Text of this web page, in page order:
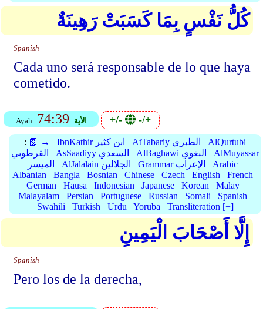
كُلُّ نَفْسٍ بِمَا كَسَبَتْ رَهِينَةٌ
Spanish
Cada uno será responsable de lo que haya
cometido.
Ayah 74:39 الأية +/- -/+
: 📗 → IbnKathir ابن كثير AtTabariy الطبري
AlQurtubi
القرطوبي
AsSaadiyy السعدي AlBaghawi البغوي
AlMuyassar
الميسر
AlJalalain الجلالين Grammar الإعراب
Arabic
Albanian
Bangla Bosnian Chinese Czech English
French
German
Hausa Indonesian Japanese Korean
Malay
Malayalam
Persian Portuguese Russian Somali
Spanish
Swahili
Turkish Urdu Yoruba Transliteration [+]
إِلَّا أَصْحَابَ الْيَمِينِ
Spanish
Pero los de la derecha,